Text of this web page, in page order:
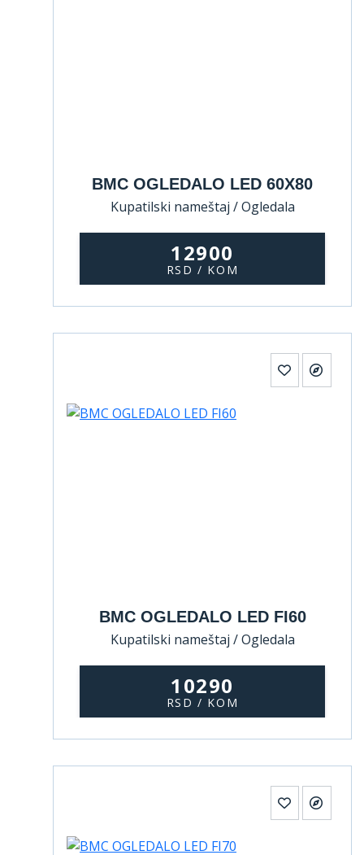
BMC OGLEDALO LED 60X80
Kupatilski nameštaj / Ogledala
12900
RSD / KOM
BMC OGLEDALO LED FI60
Kupatilski nameštaj / Ogledala
10290
RSD / KOM